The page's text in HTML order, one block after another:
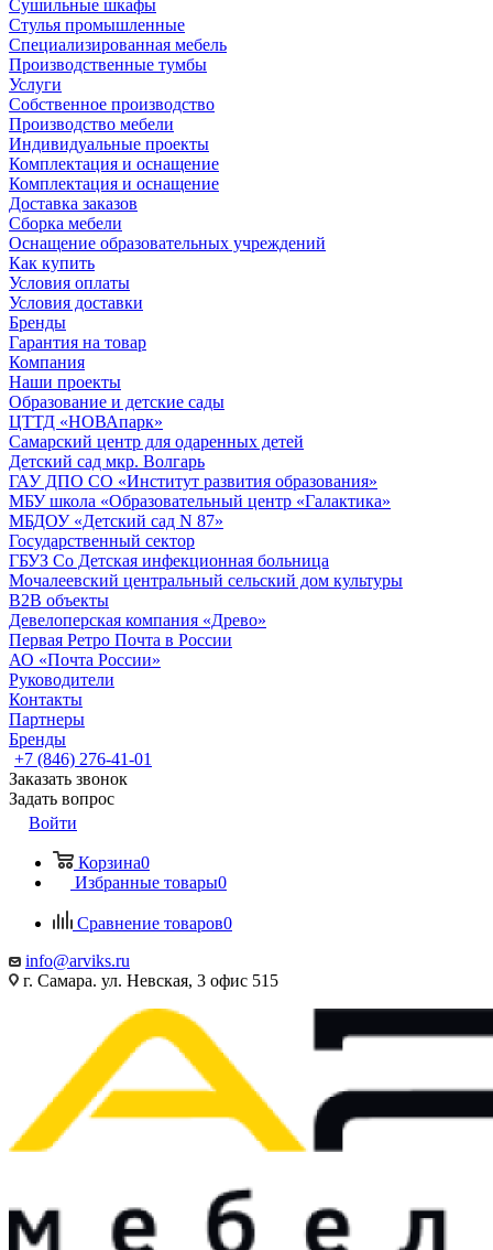
Сушильные шкафы
Стулья промышленные
Специализированная мебель
Производственные тумбы
Услуги
Собственное производство
Производство мебели
Индивидуальные проекты
Комплектация и оснащение
Комплектация и оснащение
Доставка заказов
Сборка мебели
Оснащение образовательных учреждений
Как купить
Условия оплаты
Условия доставки
Бренды
Гарантия на товар
Компания
Наши проекты
Образование и детские сады
ЦТТД «НОВАпарк»
Самарский центр для одаренных детей
Детский сад мкр. Волгарь
ГАУ ДПО СО «Институт развития образования»
МБУ школа «Образовательный центр «Галактика»
МБДОУ «Детский сад N 87»
Государственный сектор
ГБУЗ Со Детская инфекционная больница
Мочалеевский центральный сельский дом культуры
B2B объекты
Девелоперская компания «Древо»
Первая Ретро Почта в России
АО «Почта России»
Руководители
Контакты
Партнеры
Бренды
+7 (846) 276-41-01
Заказать звонок
Задать вопрос
Войти
Корзина0
Избранные товары0
Сравнение товаров0
info@arviks.ru
г. Самара. ул. Невская, 3 офис 515